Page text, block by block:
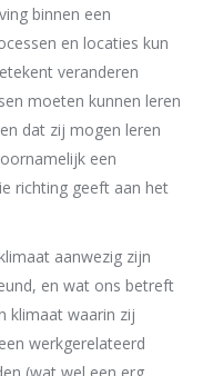
binnen een
en locaties kun
veranderen
moeten kunnen leren
dat zij mogen leren
een
richting geeft aan het
aanwezig zijn
en wat ons betreft
klimaat waarin zij
werkgerelateerd